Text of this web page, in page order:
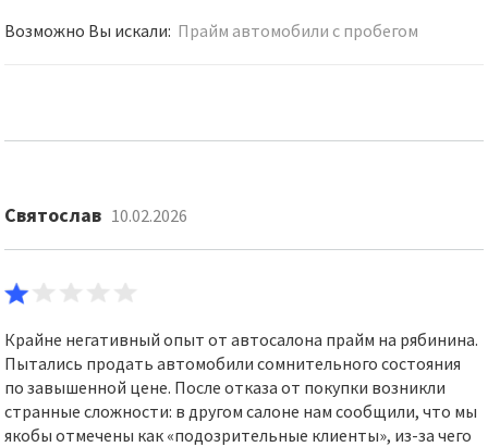
Возможно Вы искали: Прайм автомобили с пробегом
Святослав 10.02.2026
Крайне негативный опыт от автосалона прайм на рябинина.
Пытались продать автомобили сомнительного состояния
по завышенной цене. После отказа от покупки возникли
странные сложности: в другом салоне нам сообщили, что мы
якобы отмечены как «подозрительные клиенты», из-за чего